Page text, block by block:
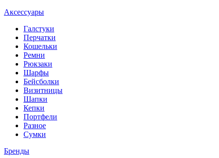
Аксессуары
Галстуки
Перчатки
Кошельки
Ремни
Рюкзаки
Шарфы
Бейсболки
Визитницы
Шапки
Кепки
Портфели
Разное
Сумки
Бренды